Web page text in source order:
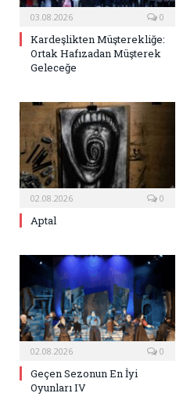
03.08.2026 0
Kardeşlikten Müşterekliğe:
Ortak Hafızadan Müşterek
Geleceğe
02.08.2026 0
Aptal
02.08.2026 0
Geçen Sezonun En İyi
Oyunları IV